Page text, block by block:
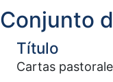
Conjunto
Título
Cartas